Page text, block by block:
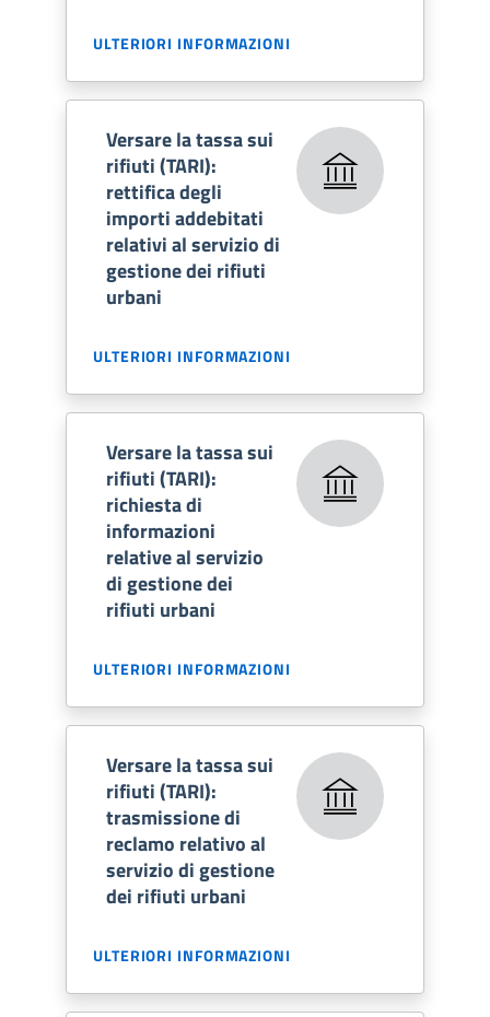
ULTERIORI INFORMAZIONI
Versare la tassa sui
rifiuti (TARI):
rettifica degli
importi addebitati
relativi al servizio di
gestione dei rifiuti
urbani
ULTERIORI INFORMAZIONI
Versare la tassa sui
rifiuti (TARI):
richiesta di
informazioni
relative al servizio
di gestione dei
rifiuti urbani
ULTERIORI INFORMAZIONI
Versare la tassa sui
rifiuti (TARI):
trasmissione di
reclamo relativo al
servizio di gestione
dei rifiuti urbani
ULTERIORI INFORMAZIONI